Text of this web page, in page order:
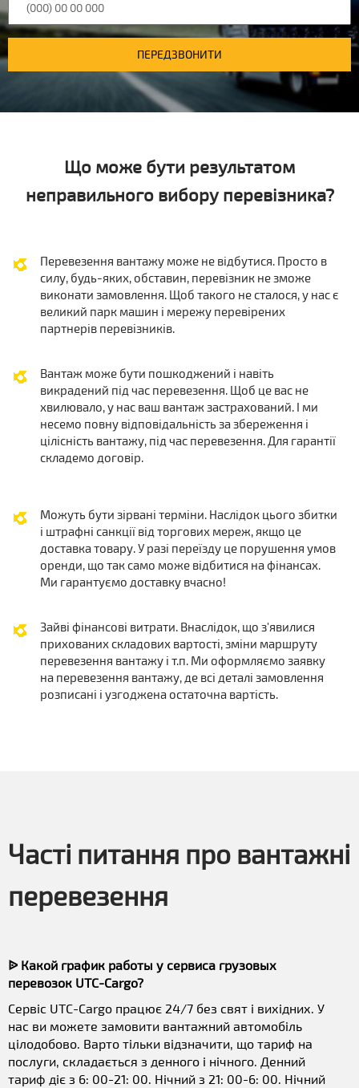
ПЕРЕДЗВОНИТИ
Що може бути результатом
неправильного вибору перевізника?
Перевезення вантажу може не відбутися. Просто в
силу, будь-яких, обставин, перевізник не зможе
виконати замовлення. Щоб такого не сталося, у нас є
великий парк машин і мережу перевірених
партнерів перевізників.
Вантаж може бути пошкоджений і навіть
викрадений під час перевезення. Щоб це вас не
хвилювало, у нас ваш вантаж застрахований. І ми
несемо повну відповідальність за збереження і
цілісність вантажу, під час перевезення. Для гарантії
складемо договір.
Можуть бути зірвані терміни. Наслідок цього збитки
і штрафні санкції від торгових мереж, якщо це
доставка товару. У разі переїзду це порушення умов
оренди, що так само може відбитися на фінансах.
Ми гарантуємо доставку вчасно!
Зайві фінансові витрати. Внаслідок, що з'явилися
прихованих складових вартості, зміни маршруту
перевезення вантажу і т.п. Ми оформляємо заявку
на перевезення вантажу, де всі деталі замовлення
розписані і узгоджена остаточна вартість.
Часті питання про вантажні
перевезення
ᐉ Какой график работы у сервиса грузовых
перевозок UTC-Cargo?
Сервіс UTC-Cargo працює 24/7 без свят і вихідних. У
нас ви можете замовити вантажний автомобіль
цілодобово. Варто тільки відзначити, що тариф на
послуги, складається з денного і нічного. Денний
тариф діє з 6: 00-21: 00. Нічний з 21: 00-6: 00. Нічний